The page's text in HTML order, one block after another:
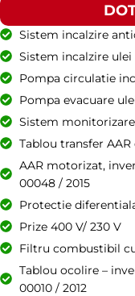
Sistem incalzire
Sistem incalzire ulei
Pompa circulatie
Pompa evacuare
Sistem
Tablou transfer AAR
AAR motorizat,
00048 / 2015
Protectie
Prize 400 V/ 230 V
Filtru combustibil
Tablou ocolire –
00010 / 2012